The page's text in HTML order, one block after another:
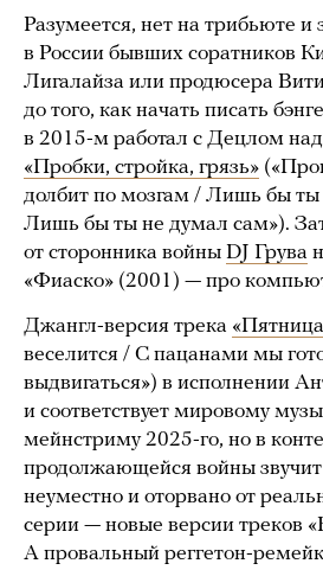
Разумеется, нет на трибьюте
в России бывших соратников
Лигалайза или продюсера
до того, как начать писать
в 2015-м работал с Децлом
«Пробки, стройка, грязь»
долбит по мозгам / Лишь бы
Лишь бы ты не думал сам»).
от сторонника войны DJ Грува
«Фиаско» (2001) — про
Джангл-версия трека
веселится / С пацанами мы
выдвигаться») в исполнении
и соответствует мировому
мейнстриму 2025-го, но в
продолжающейся войны звучит
неуместно и оторвано от
серии — новые версии треков
А провальный реггетон-ремейк